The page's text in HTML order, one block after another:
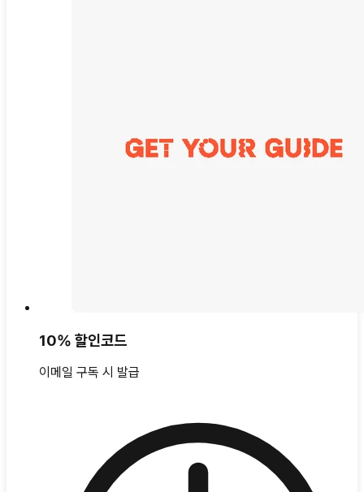
10% 할인코드
이메일 구독 시 발급